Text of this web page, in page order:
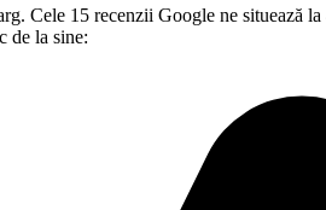
Cele 15 recenzii Google ne situează
de la sine: